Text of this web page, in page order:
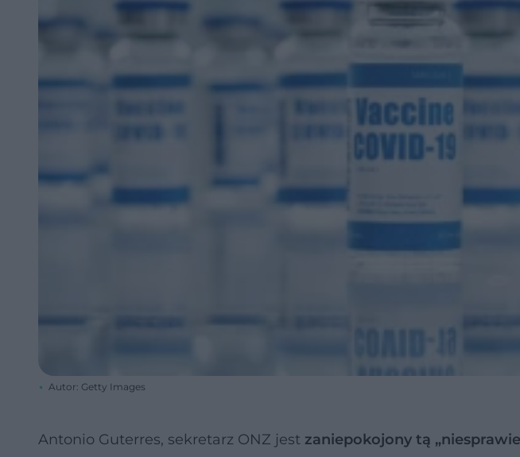
Autor: Getty Images
Antonio Guterres, sekretarz ONZ jest zaniepokojony tą